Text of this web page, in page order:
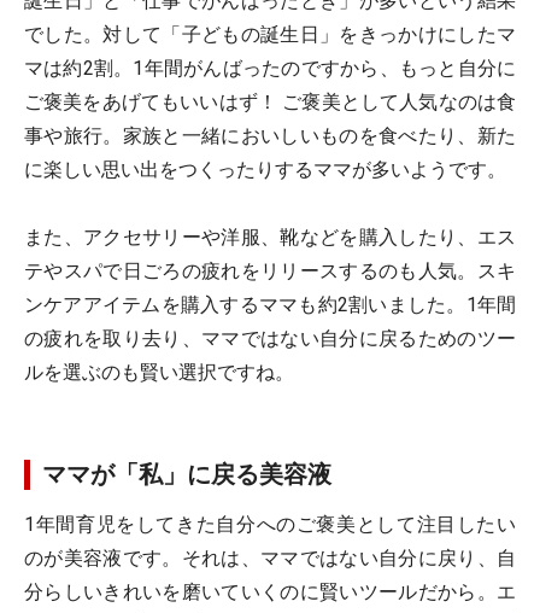
でした。対して「子どもの誕生日」をきっかけにしたマ
マは約2割。1年間がんばったのですから、もっと自分に
ご褒美をあげてもいいはず！ ご褒美として人気なのは食
事や旅行。家族と一緒においしいものを食べたり、新た
に楽しい思い出をつくったりするママが多いようです。
また、アクセサリーや洋服、靴などを購入したり、エス
テやスパで日ごろの疲れをリリースするのも人気。スキ
ンケアアイテムを購入するママも約2割いました。1年間
の疲れを取り去り、ママではない自分に戻るためのツー
ルを選ぶのも賢い選択ですね。
ママが「私」に戻る美容液
1年間育児をしてきた自分へのご褒美として注目したい
のが美容液です。それは、ママではない自分に戻り、自
分らしいきれいを磨いていくのに賢いツールだから。エ